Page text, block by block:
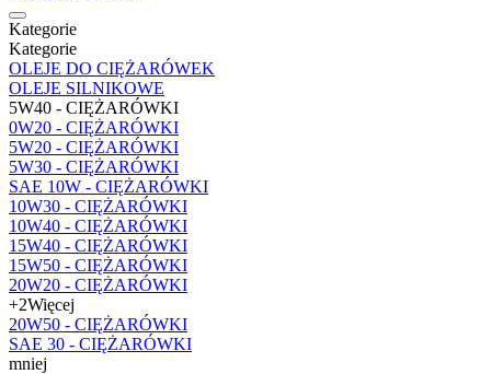
Kategorie
Kategorie
OLEJE DO CIĘŻARÓWEK
OLEJE SILNIKOWE
5W40 - CIĘŻARÓWKI
0W20 - CIĘŻARÓWKI
5W20 - CIĘŻARÓWKI
5W30 - CIĘŻARÓWKI
SAE 10W - CIĘŻARÓWKI
10W30 - CIĘŻARÓWKI
10W40 - CIĘŻARÓWKI
15W40 - CIĘŻARÓWKI
15W50 - CIĘŻARÓWKI
20W20 - CIĘŻARÓWKI
+2Więcej
20W50 - CIĘŻARÓWKI
SAE 30 - CIĘŻARÓWKI
mniej